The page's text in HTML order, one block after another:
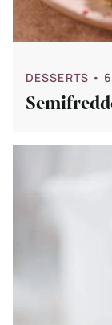
DESSERTS •